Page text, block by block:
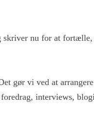
nu for at fortælle,
gør vi ved at
interviews,